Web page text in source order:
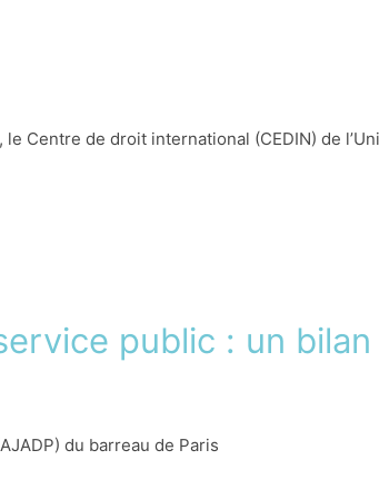
s’installe, visant à concilier le
et le cabinet Neuer, un colloque qui a réunie
Centre de droit international (CEDIN) de
et celui des fonctionnaires du Ministère de
liés à la nationalité française.
public : un
du barreau de Paris